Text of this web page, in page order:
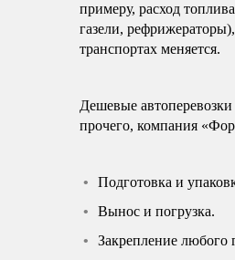
примеру, расход
газели,
транспортах меняется.
Дешевые
прочего, компания
Подготовка и
Вынос и погрузка.
Закрепление любого